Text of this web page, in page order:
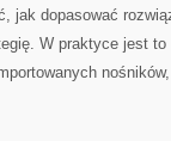
jak dopasować
W praktyce jest